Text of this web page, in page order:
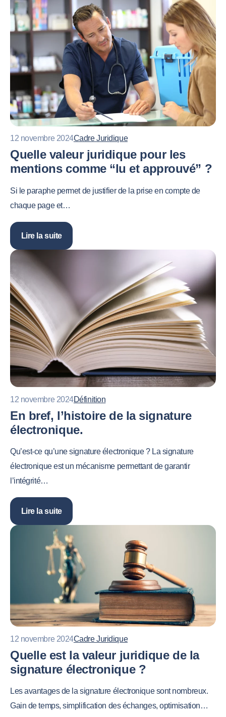
12 novembre 2024Cadre Juridique
Quelle valeur juridique pour les
mentions comme “lu et approuvé” ?
Si le paraphe permet de justifier de la prise en compte de
chaque page et…
Lire la suite
12 novembre 2024Définition
En bref, l’histoire de la signature
électronique.
Qu’est-ce qu’une signature électronique ? La signature
électronique est un mécanisme permettant de garantir
l’intégrité…
Lire la suite
12 novembre 2024Cadre Juridique
Quelle est la valeur juridique de la
signature électronique ?
Les avantages de la signature électronique sont nombreux.
Gain de temps, simplification des échanges, optimisation…